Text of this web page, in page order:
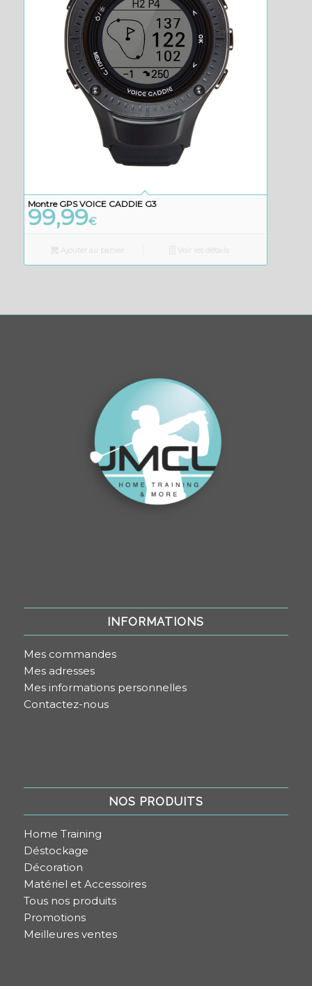
Montre GPS VOICE CADDIE G3
99,99€
INFORMATIONS
Mes commandes
Mes adresses
Mes informations personnelles
Contactez-nous
NOS PRODUITS
Home Training
Déstockage
Décoration
Matériel et Accessoires
Tous nos produits
Promotions
Meilleures ventes